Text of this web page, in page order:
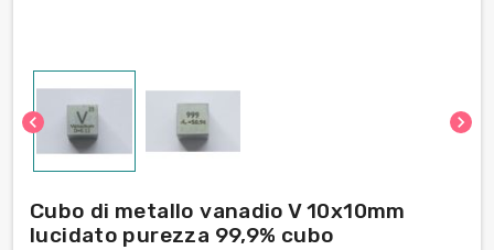
chevron_left chevron_right
Cubo di metallo vanadio V 10x10mm
lucidato purezza 99,9% cubo